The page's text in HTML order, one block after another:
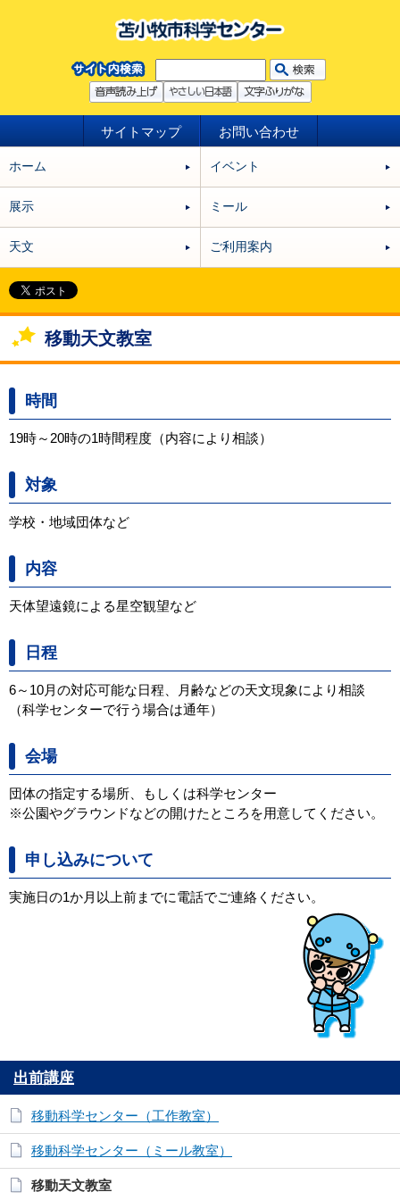
サイトマップ お問い合わせ
ホーム イベント
展示 ミール
天文 ご利用案内
移動天文教室
時間
19時～20時の1時間程度（内容により相談）
対象
学校・地域団体など
内容
天体望遠鏡による星空観望など
日程
6～10月の対応可能な日程、月齢などの天文現象により相談
（科学センターで行う場合は通年）
会場
団体の指定する場所、もしくは科学センター
※公園やグラウンドなどの開けたところを用意してください。
申し込みについて
実施日の1か月以上前までに電話でご連絡ください。
出前講座
移動科学センター（工作教室）
移動科学センター（ミール教室）
移動天文教室